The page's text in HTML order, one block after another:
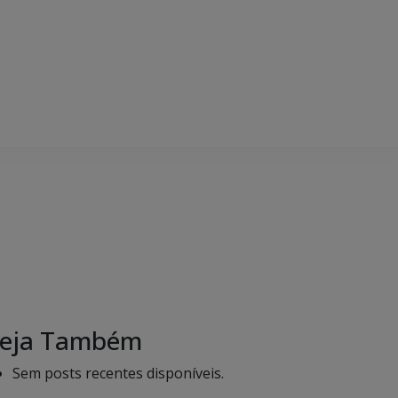
Também
Sem posts recentes disponíveis.